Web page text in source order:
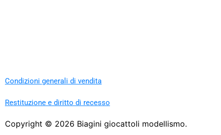
Condizioni generali di vendita
Restituzione e diritto di recesso
Copyright © 2026 Biagini giocattoli modellismo.